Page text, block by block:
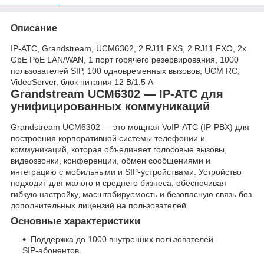
Описание
IP-АТС, Grandstream, UCM6302, 2 RJ11 FXS, 2 RJ11 FXO, 2x
GbE PoE LAN/WAN, 1 порт горячего резервирования, 1000
пользователей SIP, 100 одновременных вызовов, UCM RC,
VideoServer, блок питания 12 В/1.5 А
Grandstream UCM6302 — IP‑АТС для
унифицированных коммуникаций
Grandstream UCM6302 — это мощная VoIP‑АТС (IP‑PBX) для
построения корпоративной системы телефонии и
коммуникаций, которая объединяет голосовые вызовы,
видеозвонки, конференции, обмен сообщениями и
интеграцию с мобильными и SIP‑устройствами. Устройство
подходит для малого и среднего бизнеса, обеспечивая
гибкую настройку, масштабируемость и безопасную связь без
дополнительных лицензий на пользователей.
Основные характеристики
Поддержка до 1000 внутренних пользователей
SIP‑абонентов.